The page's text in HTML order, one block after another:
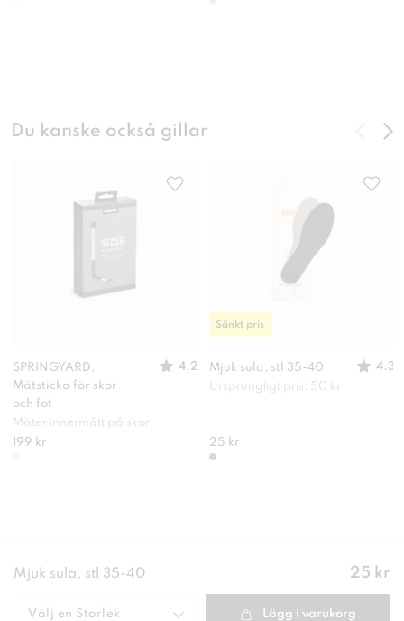
Du kanske också gillar
SPRINGYARD,
Mätsticka för skor
och fot
4.2
Mäter innermått på skor
199 kr
Mjuk sula, stl 35-40
4.3
Ursprungligt pris: 50 kr
25 kr
Sänkt pris
Mjuk sula, stl 35-40 Pris:
25 kr
Välj en Storlek Lägg i varukorg